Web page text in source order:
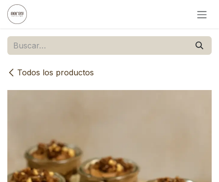
Ir al contenido
Todos los productos